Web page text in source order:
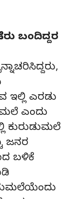
ಬಂದಿದ್ದರ
ಇಲ್ಲಿ ಎರಡು
ಎಂದು
ಕುರುಡುಮಲೆ
ಜನರ
ಬಳಿಕೆ